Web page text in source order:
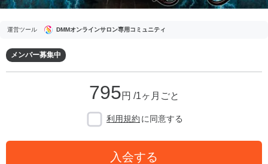
運営ツール DMMオンラインサロン専用コミュニティ
メンバー募集中
795円 /1ヶ月ごと
利用規約 に同意する
入会する